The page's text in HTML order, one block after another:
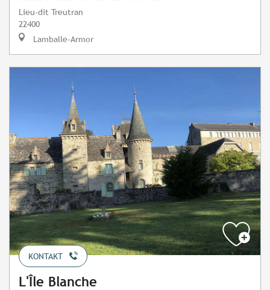
Lieu-dit Treutran
22400
Lamballe-Armor
KONTAKT
L'Île Blanche